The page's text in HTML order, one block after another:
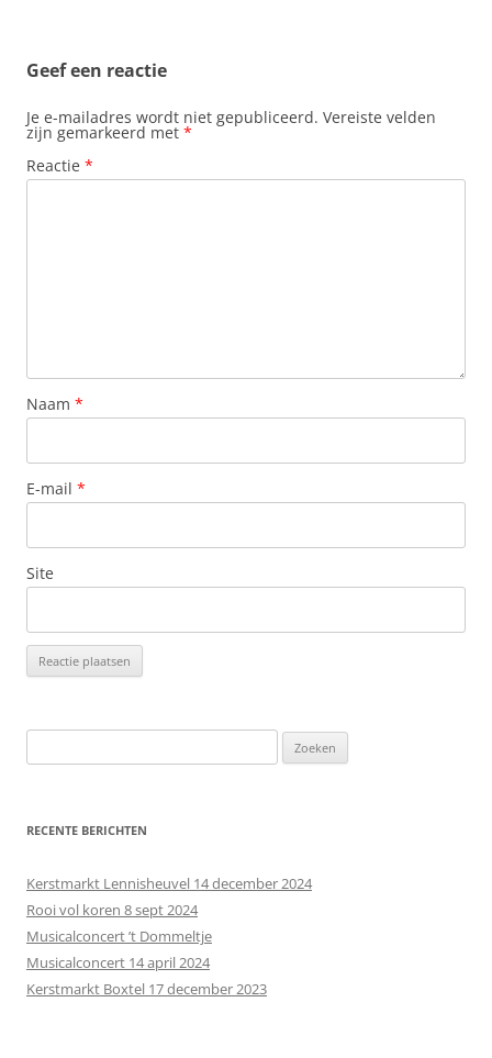
Geef een reactie
Je e-mailadres wordt niet gepubliceerd. Vereiste velden
zijn gemarkeerd met *
Reactie *
Naam *
E-mail *
Site
o
k
n
n
a
a
r
RECENTE BERICHTEN
Kerstmarkt Lennisheuvel 14 december 2024
Rooi vol koren 8 sept 2024
Musicalconcert ’t Dommeltje
Musicalconcert 14 april 2024
Kerstmarkt Boxtel 17 december 2023